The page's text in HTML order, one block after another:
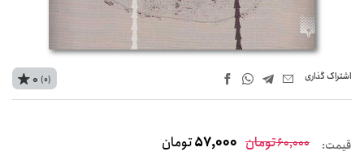
اشتراک‌ گذاری 0 (0)
قیمت: 60,000تومان 57,000تومان